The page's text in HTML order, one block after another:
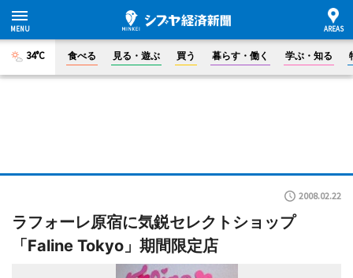
34°C 食べる 見る・遊ぶ 買う 暮らす・働く 学ぶ・知る
2008.02.22
ラフォーレ原宿に気鋭セレクトショップ
「Faline Tokyo」期間限定店